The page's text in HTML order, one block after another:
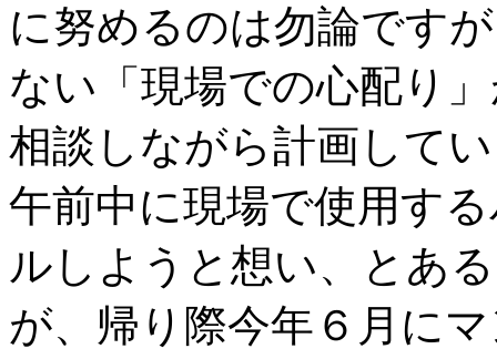
に努めるのは勿論です
ない「現場での心配り
相談しながら計画して
午前中に現場で使用す
ルしようと想い、とあ
が、帰り際今年６月に